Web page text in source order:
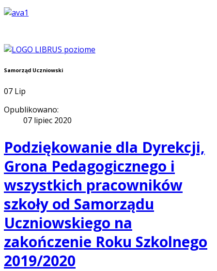
Samorząd Uczniowski
07 Lip
Opublikowano:
07 lipiec 2020
Podziękowanie dla Dyrekcji,
Grona Pedagogicznego i
wszystkich pracowników
szkoły od Samorządu
Uczniowskiego na
zakończenie Roku Szkolnego
2019/2020